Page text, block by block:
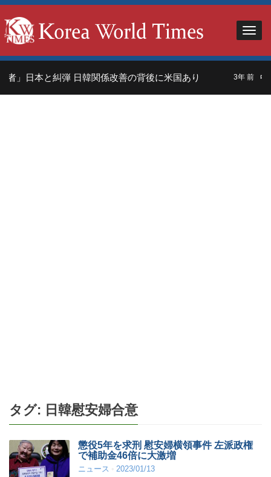
」日本と糾弾 日韓関係改善の背後に米国あり 3年 前 中
タグ: 日韓慰安婦合意
懲役5年を求刑 慰安婦横領事件 左派政権
で補助金46倍に大激増
ニュース 2023/01/13